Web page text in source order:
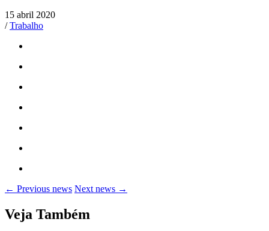
15 abril 2020
/ Trabalho
← Previous news Next news →
Veja Também